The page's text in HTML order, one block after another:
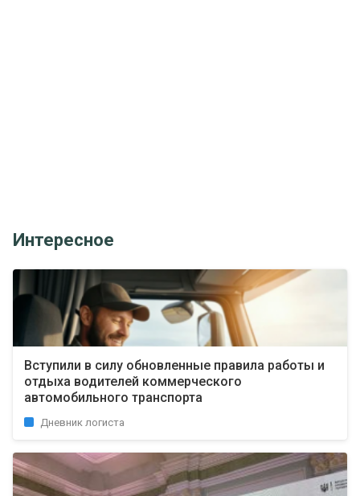
Интересное
Вступили в силу обновленные правила работы и
отдыха водителей коммерческого
автомобильного транспорта
Дневник логиста